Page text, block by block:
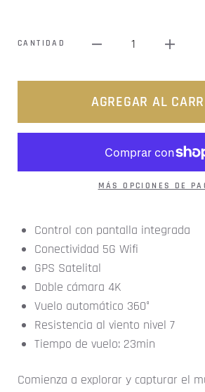
CANTIDAD 1
AGREGAR AL
MÁS OPCIONES DE
Control con pantalla integrada
Conectividad 5G Wifi
GPS Satelital
Doble cámara 4K
Vuelo automático 360°
Resistencia al viento nivel 7
Tiempo de vuelo: 23min
Comienza a explorar y capturar el